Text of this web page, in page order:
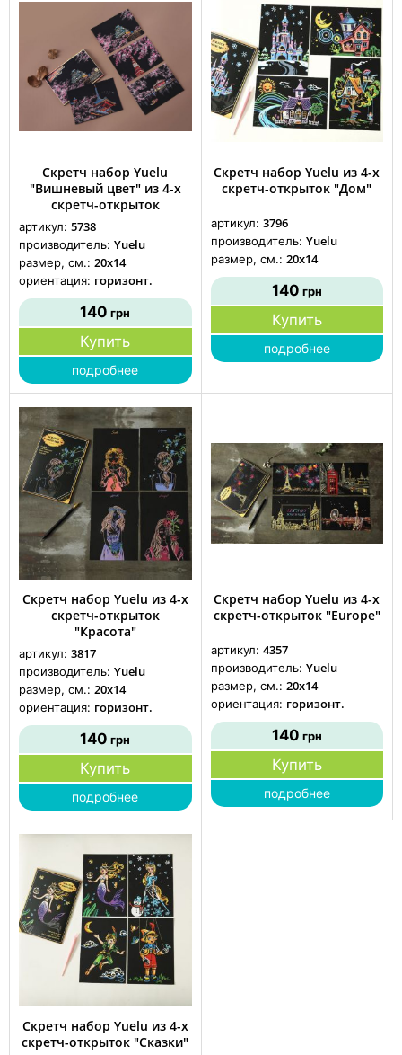
Скретч набор Yuelu
"Вишневый цвет" из 4-х
скретч-открыток
артикул: 5738
производитель: Yuelu
размер, см.: 20x14
ориентация: горизонт.
140 грн
Купить
подробнее
Скретч набор Yuelu из 4-х
скретч-открыток "Дом"
артикул: 3796
производитель: Yuelu
размер, см.: 20x14
140 грн
Купить
подробнее
Скретч набор Yuelu из 4-х
скретч-открыток
"Красота"
артикул: 3817
производитель: Yuelu
размер, см.: 20x14
ориентация: горизонт.
140 грн
Купить
подробнее
Скретч набор Yuelu из 4-х
скретч-открыток "Europe"
артикул: 4357
производитель: Yuelu
размер, см.: 20x14
ориентация: горизонт.
140 грн
Купить
подробнее
Скретч набор Yuelu из 4-х
скретч-открыток "Сказки"